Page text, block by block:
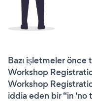
Bazı işletmeler
Workshop
Workshop
iddia eden bir “in 'no